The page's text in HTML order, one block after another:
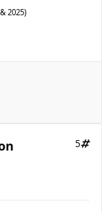
2025)
5